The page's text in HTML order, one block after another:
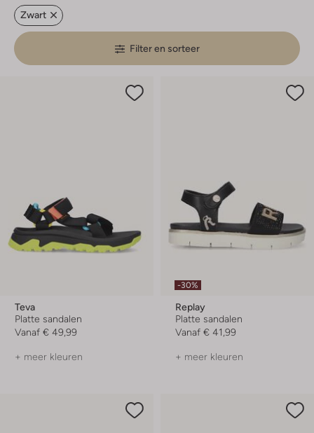
Zwart
Filter en sorteer
Teva
Platte sandalen
Vanaf € 49,99
+ meer kleuren
-30%
Replay
Platte sandalen
Vanaf € 41,99
+ meer kleuren